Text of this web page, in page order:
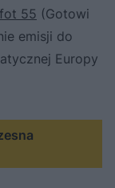
55 (Gotowi
emisji do
Europy